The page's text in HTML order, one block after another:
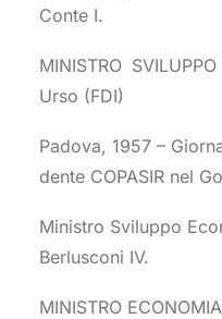
Conte I.
MINISTRO
Urso (FDI)
Padova, 1957 –
dente COPASIR nel
Ministro Sviluppo
Berlusconi IV.
MINISTRO ECONOMIA